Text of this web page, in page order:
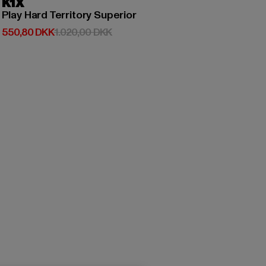
K1X
Play Hard Territory Superior
550,80 DKK
Nuværende pris: 550,80 DKK
1.020,00 DKKKampagnepris: 1.020,00 DKK